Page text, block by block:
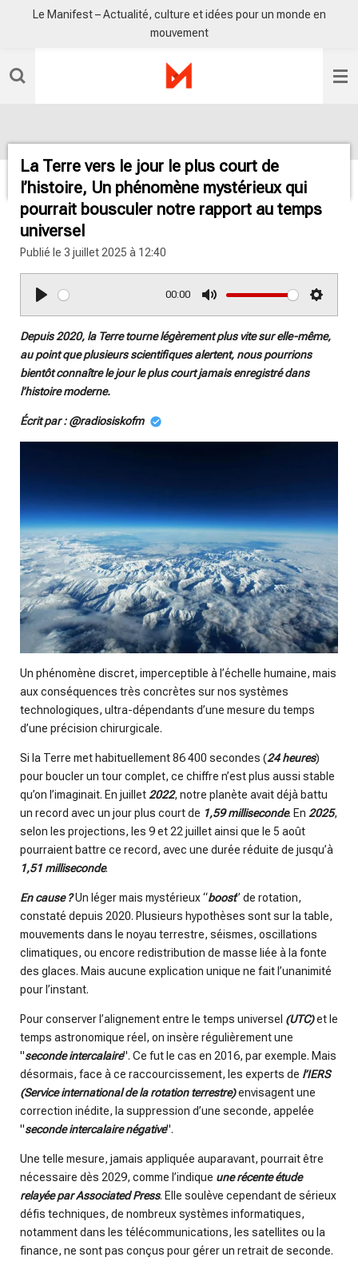
Passer
principal
Le Manifest – Actualité, culture et idées pour un monde en
mouvement
La Terre vers le jour le plus court de
l’histoire, Un phénomène mystérieux qui
pourrait bousculer notre rapport au temps
universel
Publié le 3 juillet 2025 à 12:40
00:00
s
Depuis 2020, la Terre tourne légèrement plus vite sur elle-même,
au point que plusieurs scientifiques alertent, nous pourrions
bientôt connaître le jour le plus court jamais enregistré dans
l’histoire moderne.
Écrit par : @radiosiskofm
Un phénomène discret, imperceptible à l’échelle humaine, mais
aux conséquences très concrètes sur nos systèmes
technologiques, ultra-dépendants d’une mesure du temps
d’une précision chirurgicale.
Si la Terre met habituellement 86 400 secondes (24 heures)
pour boucler un tour complet, ce chiffre n’est plus aussi stable
qu’on l’imaginait. En juillet2022, notre planète avait déjà battu
un record avec un jour plus court de 1,59 milliseconde. En 2025,
selon les projections, les 9 et 22 juillet ainsi que le 5 août
pourraient battre ce record, avec une durée réduite de jusqu’à
1,51 milliseconde.
En cause ?Un léger mais mystérieux “boost” de rotation,
constaté depuis 2020. Plusieurs hypothèses sont sur la table,
mouvements dans le noyau terrestre, séismes, oscillations
climatiques, ou encore redistribution de masse liée à la fonte
des glaces. Mais aucune explication unique ne fait l’unanimité
pour l’instant.
Pour conserver l’alignement entre le temps universel (UTC)et le
temps astronomique réel, on insère régulièrement une
"seconde intercalaire". Ce fut le cas en 2016, par exemple. Mais
désormais, face à ce raccourcissement, les experts de l’IERS
(Service international de la rotation terrestre)envisagent une
correction inédite, la suppression d’une seconde, appelée
"seconde intercalaire négative".
Une telle mesure, jamais appliquée auparavant, pourrait être
nécessaire dès 2029, comme l’indique une récente étude
relayée par Associated Press. Elle soulève cependant de sérieux
défis techniques, de nombreux systèmes informatiques,
notamment dans les télécommunications, les satellites ou la
finance, ne sont pas conçus pour gérer un retrait de seconde.